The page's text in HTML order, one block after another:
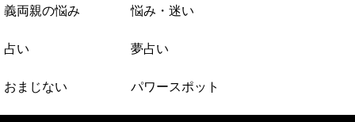
義両親の悩み 悩み・迷い
占い 夢占い
おまじない パワースポット